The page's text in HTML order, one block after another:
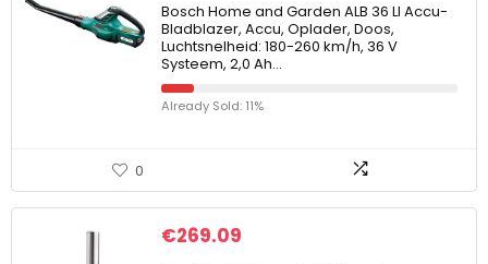
Bosch Home and Garden ALB 36 LI Accu-
Bladblazer, Accu, Oplader, Doos,
Luchtsnelheid: 180-260 km/h, 36 V
Systeem, 2,0 Ah…
Already Sold: 11%
0
€269.09